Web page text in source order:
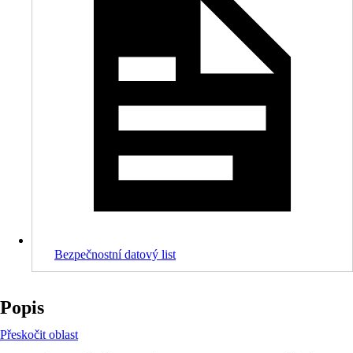
Bezpečnostní datový list
Popis
Přeskočit oblast